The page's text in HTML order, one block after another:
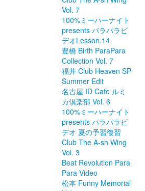
Vol. 7
100%ミーハーナイト
presents パラパラビ
デオLesson.14
豊橋 Birth ParaPara
Collection Vol. 7
福井 Club Heaven SP
Summer Edit
名古屋 ID Cafe ルミ
カ倶楽部 Vol. 6
100%ミーハーナイト
presents パラパラビ
デオ 夏の予習復習
Club The A-sh Wing
Vol. 3
Beat Revolution Para
Para Video
松本 Funny Memorial